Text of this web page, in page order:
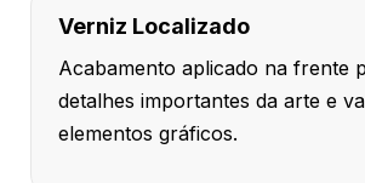
Verniz Localizado
Acabamento aplicado na frente
detalhes importantes da arte e
elementos gráficos.